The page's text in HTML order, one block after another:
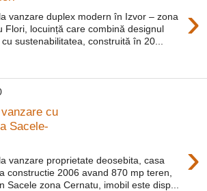
›
vanzare duplex modern în Izvor – zona
Flori, locuință care combină designul
sustenabilitatea, construită în 20...
cu
Sacele-
›
vanzare proprietate deosebita, casa
constructie 2006 avand 870 mp teren,
Sacele zona Cernatu, imobil este disp...